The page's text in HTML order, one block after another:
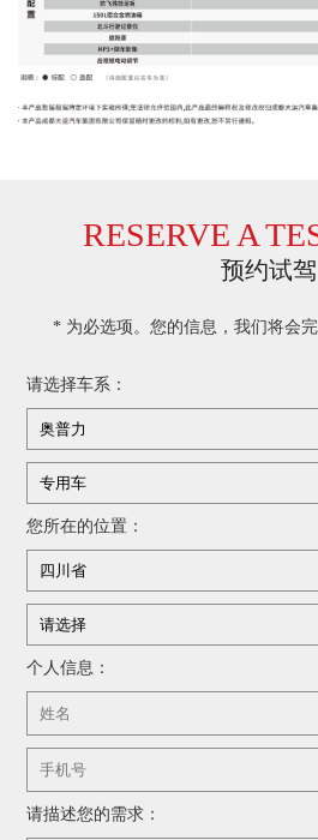
RESERVE A
预约试驾
* 为必选项。您的信息，我们将会
请选择车系：
您所在的位置：
个人信息：
请描述您的需求：